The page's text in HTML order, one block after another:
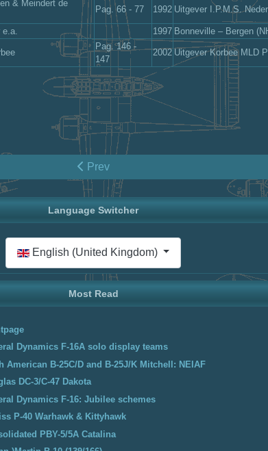
& Meindert de
Pag. 66 - 77 1992 Uitgever I.P.M.S.
1997 Bonneville – Bergen
Pag. 146 -
147
2002 Uitgever Korbee MLD
Prev
Language Switcher
Select your language
English (United Kingdom)
Most Read
Dynamics F-16A solo display teams
American B-25C/D and B-25J/K Mitchell: NEIAF
DC-3/C-47 Dakota
Dynamics F-16: Jubilee schemes
P-40 Warhawk & Kittyhawk
PBY-5/5A Catalina